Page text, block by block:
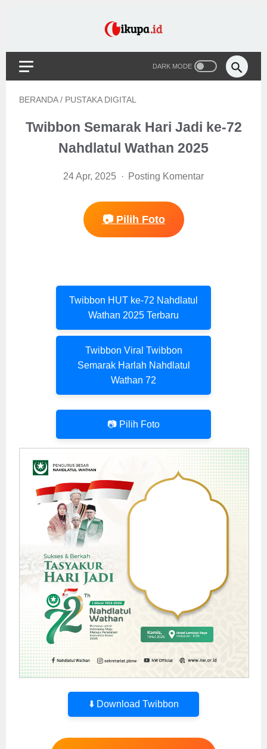
BERANDA / PUSTAKA DIGITAL
Twibbon Semarak Hari Jadi ke-72
Nahdlatul Wathan 2025
24 Apr, 2025 Posting Komentar
📷 Pilih Foto
Twibbon HUT ke-72 Nahdlatul
Wathan 2025 Terbaru
Twibbon Viral Twibbon
Semarak Harlah Nahdlatul
Wathan 72
📷 Pilih Foto
⬇️ Download Twibbon